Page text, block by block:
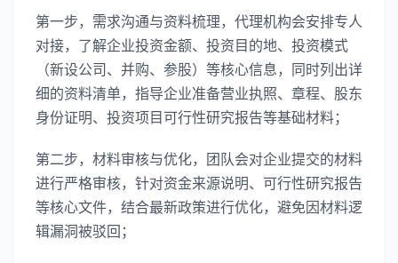
第一步，需求沟通与资料梳理，代理机构会安排专人
对接，了解企业投资金额、投资目的地、投资模式
（新设公司、并购、参股）等核心信息，同时列出详
细的资料清单，指导企业准备营业执照、章程、股东
身份证明、投资项目可行性研究报告等基础材料；
第二步，材料审核与优化，团队会对企业提交的材料
进行严格审核，针对资金来源说明、可行性研究报告
等核心文件，结合最新政策进行优化，避免因材料逻
辑漏洞被驳回；